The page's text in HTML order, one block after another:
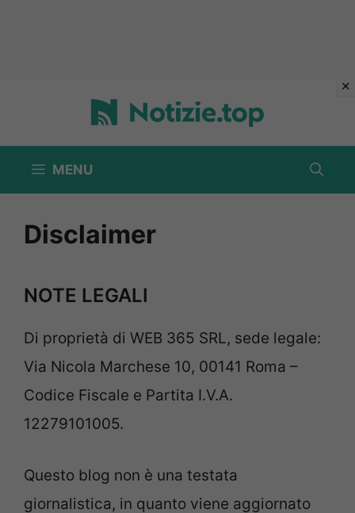
contenuto
MENU
Disclaimer
NOTE LEGALI
Di proprietà di WEB 365 SRL, sede legale:
Via Nicola Marchese 10, 00141 Roma –
Codice Fiscale e Partita I.V.A.
12279101005.
Questo blog non è una testata
giornalistica, in quanto viene aggiornato